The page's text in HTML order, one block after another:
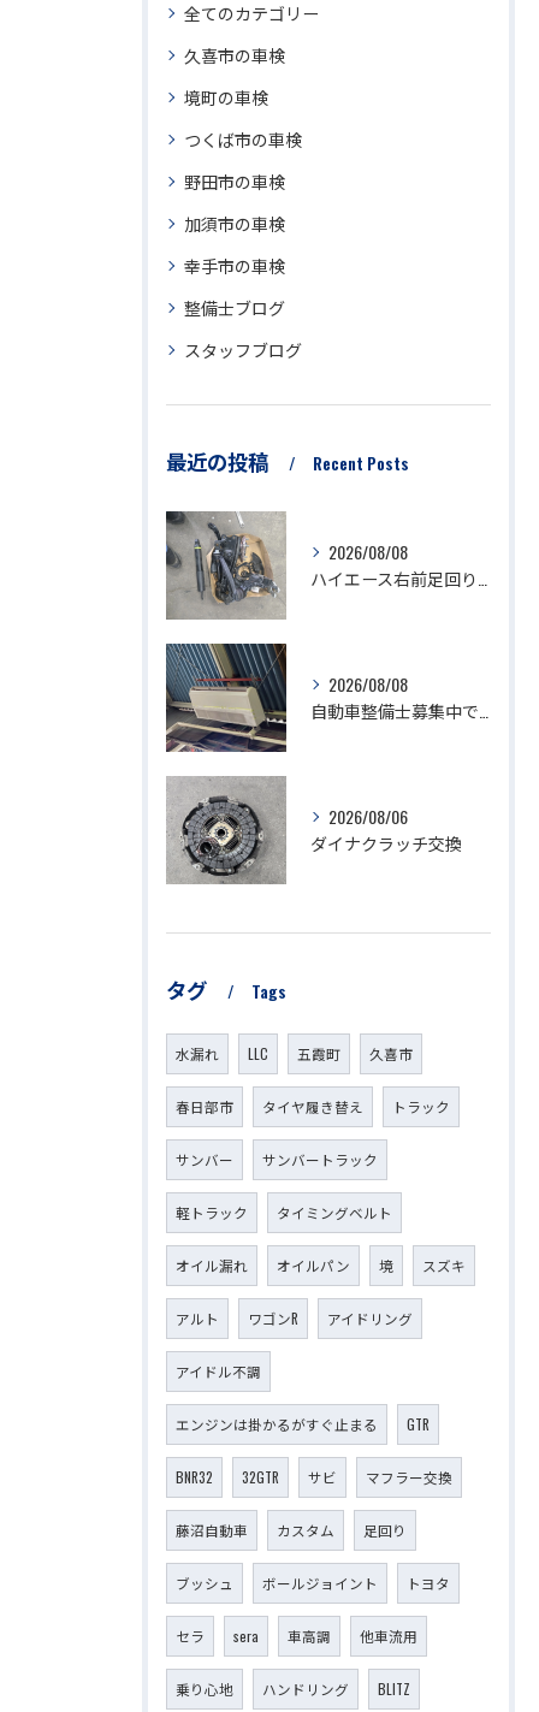
全てのカテゴリー
久喜市の車検
境町の車検
つくば市の車検
野田市の車検
加須市の車検
幸手市の車検
整備士ブログ
スタッフブログ
最近の投稿 Recent Posts
2026/08/08
2026/08/08
2026/08/06
ダイナクラッチ交換
タグ Tags
水漏れ LLC 五霞町 久喜市
春日部市 タイヤ履き替え トラック
サンバー サンバートラック
軽トラック タイミングベルト
オイル漏れ オイルパン 境 スズキ
アルト ワゴンR アイドリング
アイドル不調
エンジンは掛かるがすぐ止まる GTR
BNR32 32GTR サビ マフラー交換
藤沼自動車 カスタム 足回り
ブッシュ ボールジョイント トヨタ
セラ sera 車高調 他車流用
乗り心地 ハンドリング BLITZ